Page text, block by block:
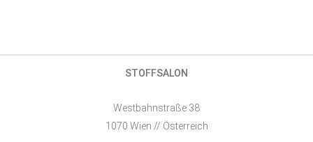
STOFFSALON
Westbahnstraße 38
1070 Wien // Österreich